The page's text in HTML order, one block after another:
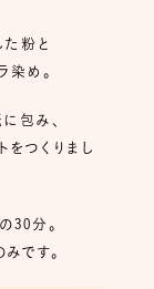
粉と
染め。
包み、
つくりまし
30分。
です。